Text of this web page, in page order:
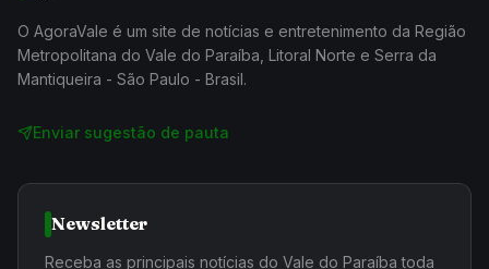
O AgoraVale é um site de notícias e entretenimento da Região
Metropolitana do Vale do Paraíba, Litoral Norte e Serra da
Mantiqueira - São Paulo - Brasil.
Enviar sugestão de pauta
Newsletter
Receba as principais notícias do Vale do Paraíba toda